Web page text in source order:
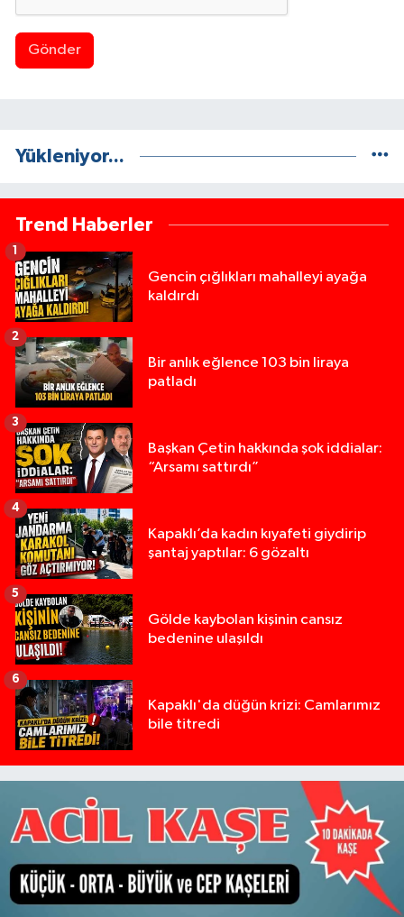
Gönder
Yükleniyor...
Trend Haberler
Gencin çığlıkları mahalleyi ayağa
kaldırdı
1
Bir anlık eğlence 103 bin liraya
patladı
2
Başkan Çetin hakkında şok iddialar:
“Arsamı sattırdı”
3
Kapaklı’da kadın kıyafeti giydirip
şantaj yaptılar: 6 gözaltı
4
Gölde kaybolan kişinin cansız
bedenine ulaşıldı
5
Kapaklı'da düğün krizi: Camlarımız
bile titredi
6